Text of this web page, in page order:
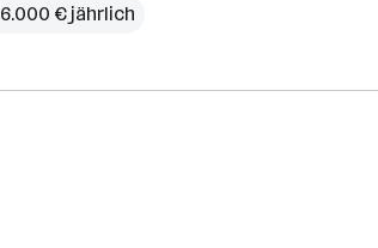
€ jährlich